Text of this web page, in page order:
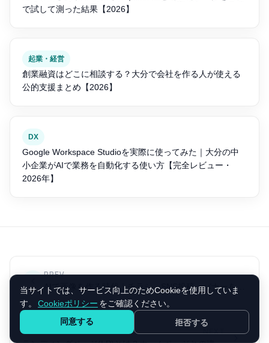
で試して測った結果【2026】
起業・経営
創業融資はどこに相談する？大分で会社を作る人が使える
公的支援まとめ【2026】
DX
Google Workspace Studioを実際に使ってみた｜大分の中
小企業がAIで業務を自動化する使い方【完全レビュー・
2026年】
PREV
AIで画像を作る時代｜チラシ・SNS投稿・バナーを自分で作る方法
NEXT
当サイトでは、サービス向上のためCookieを使用していま
す。
Cookieポリシー をご確認ください。
同意する
拒否する